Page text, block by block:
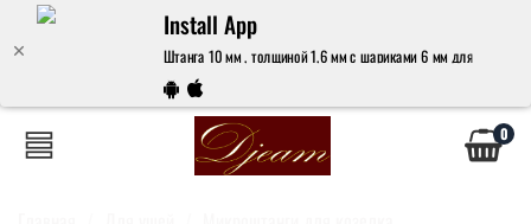
Install App
Штанга 10 мм , толщиной 1,6 мм с шариками 6 мм для
0